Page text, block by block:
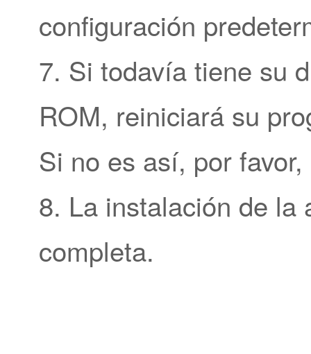
configuración
7. Si todavía tiene su
ROM, reiniciará su
Si no es así, por
8. La instalación de la
completa.